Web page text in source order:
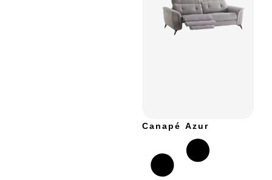
Canapé Azur